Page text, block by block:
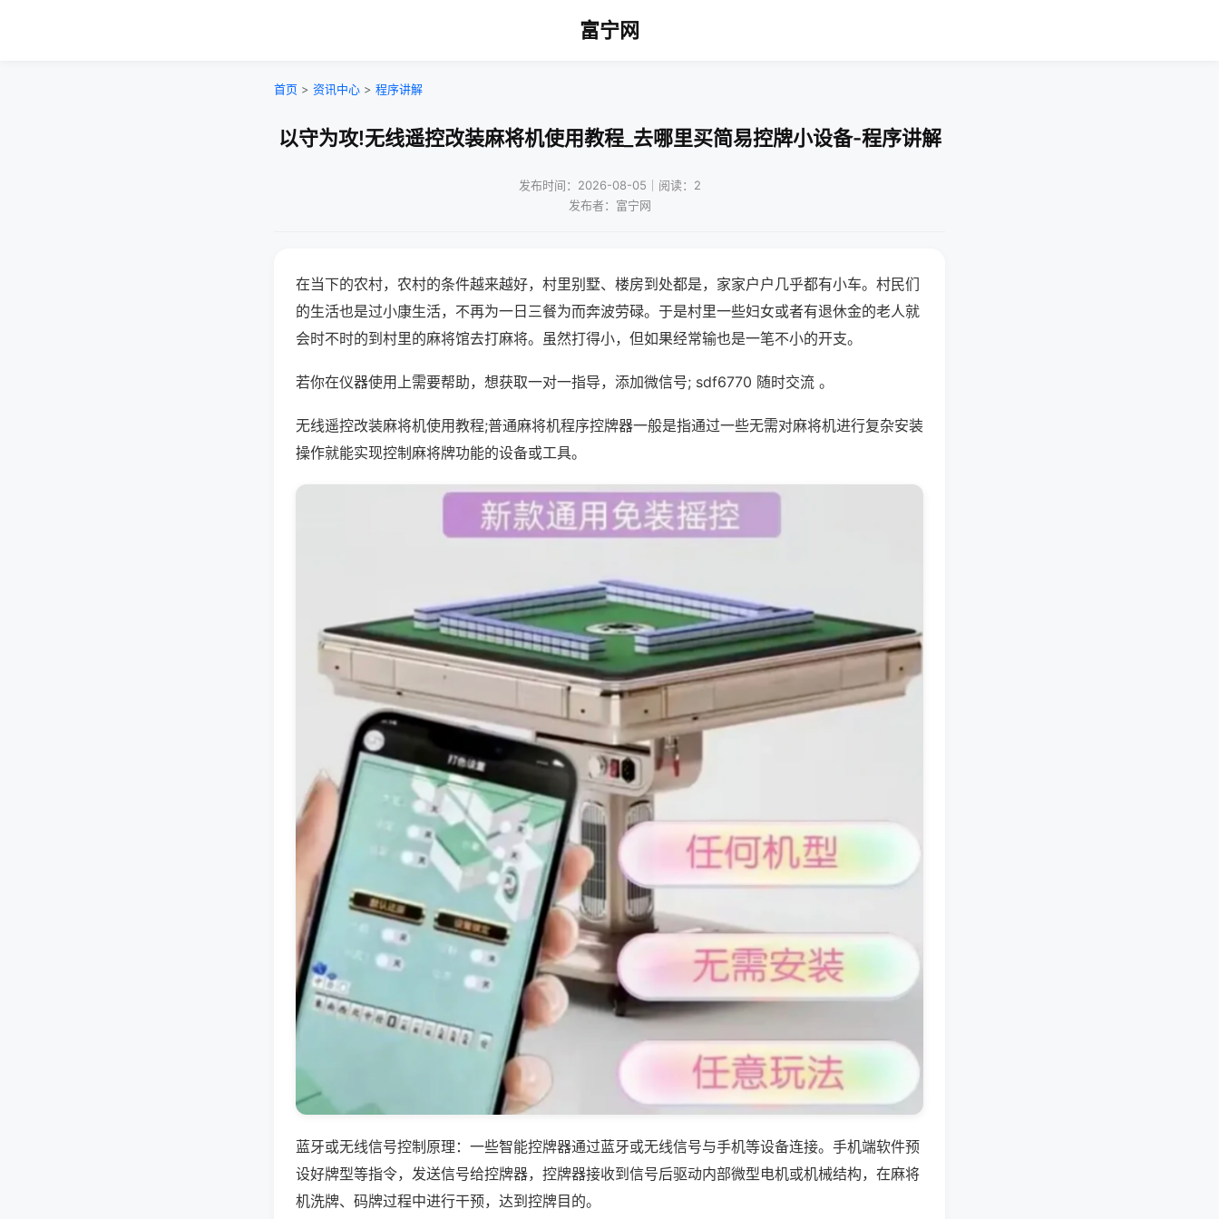
富宁网
首页 > 资讯中心 > 程序讲解
以守为攻!无线遥控改装麻将机使用教程_去哪里买简易控牌小设备-程序讲解
发布时间：2026-08-05｜阅读：2
发布者：富宁网
在当下的农村，农村的条件越来越好，村里别墅、楼房到处都是，家家户户几乎都有小车。村民们
的生活也是过小康生活，不再为一日三餐为而奔波劳碌。于是村里一些妇女或者有退休金的老人就
会时不时的到村里的麻将馆去打麻将。虽然打得小，但如果经常输也是一笔不小的开支。
若你在仪器使用上需要帮助，想获取一对一指导，添加微信号; sdf6770 随时交流 。
无线遥控改装麻将机使用教程;普通麻将机程序控牌器一般是指通过一些无需对麻将机进行复杂安装
操作就能实现控制麻将牌功能的设备或工具。
蓝牙或无线信号控制原理：一些智能控牌器通过蓝牙或无线信号与手机等设备连接。手机端软件预
设好牌型等指令，发送信号给控牌器，控牌器接收到信号后驱动内部微型电机或机械结构，在麻将
机洗牌、码牌过程中进行干预，达到控牌目的。